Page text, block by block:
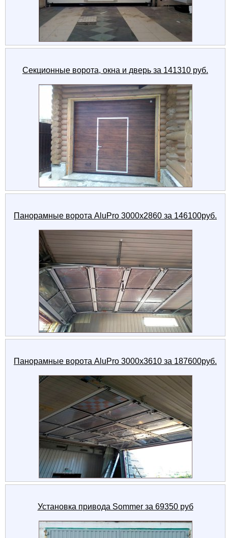
Секционные ворота, окна и дверь за 141310 руб.
Панорамные ворота AluPro 3000x2860 за 146100руб.
Панорамные ворота AluPro 3000x3610 за 187600руб.
Установка привода Sommer за 69350 руб